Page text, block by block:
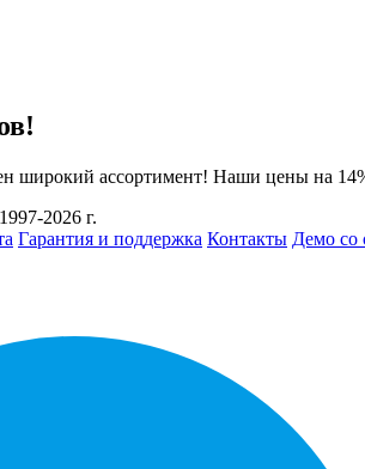
широкий ассортимент! Наши цены на
2026 г.
Гарантия и поддержка Контакты Демо со